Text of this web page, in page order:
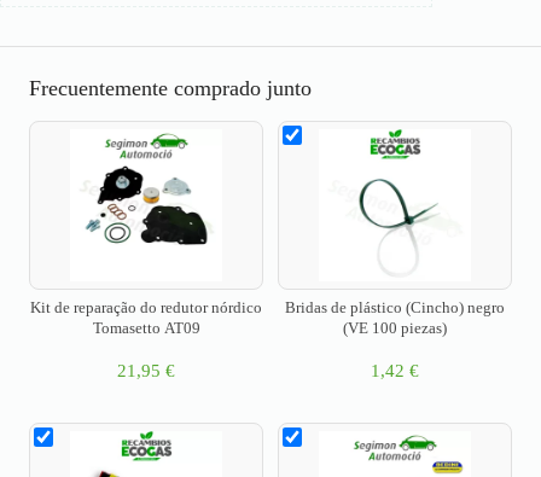
Frecuentemente comprado junto
Kit de reparação do redutor nórdico
Tomasetto AT09
21,95 €
Bridas de plástico (Cincho) negro
(VE 100 piezas)
1,42 €